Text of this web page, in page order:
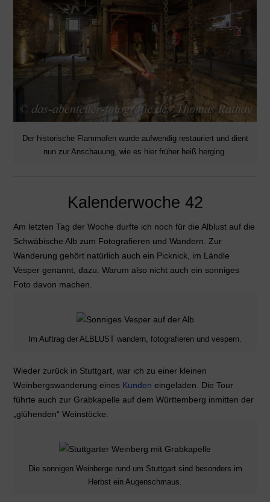
Der historische Flammofen wurde aufwendig restauriert und dient
nun zur Anschauung, wie es hier früher heiß herging.
Kalenderwoche 42
Am letzten Tag der Woche durfte ich noch für die Alblust auf die
Schwäbische Alb zum Fotografieren und Wandern. Zur
Wanderung gehört natürlich auch ein Picknick, im Ländle
Vesper genannt, dazu. Warum also nicht auch ein sonniges
Foto davon machen.
Im Auftrag der ALBLUST wandern, fotografieren und vespern.
Wieder zurück in Stuttgart, war ich zu einer kleinen
Weinbergswanderung eines Kunden eingeladen. Die Tour
führte auch zur Grabkapelle auf dem Württemberg inmitten der
„glühenden“ Weinstöcke.
Die sonnigen Weinberge rund um Stuttgart sind besonders im
Herbst ein Augenschmaus.